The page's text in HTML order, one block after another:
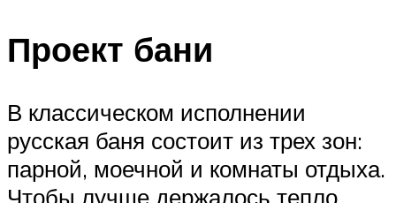
Проект бани
В классическом исполнении
русская баня состоит из трех зон:
парной, моечной и комнаты отдыха.
Чтобы лучше держалось тепло,